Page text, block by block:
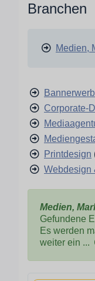
Branchen
Medien,
Corporate-
Printdesign
Webdesign
Medien,
Gefundene
Es werden
weiter ein ...